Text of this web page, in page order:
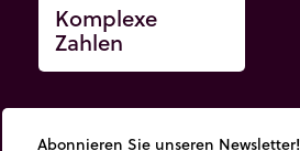
Komplexe
Zahlen
Abonnieren Sie unseren Newsletter!